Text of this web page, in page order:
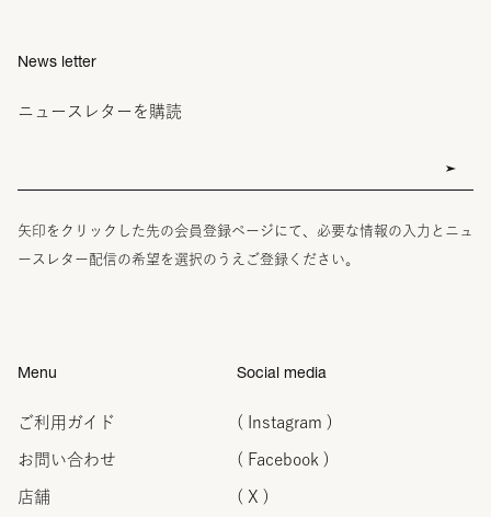
News letter
ニュースレターを購読
矢印をクリックした先の会員登録ページにて、必要な情報の入力とニュ
ースレター配信の希望を選択のうえご登録ください。
Menu
ご利用ガイド
お問い合わせ
店舗
Social media
( Instagram )
( Facebook )
( X )